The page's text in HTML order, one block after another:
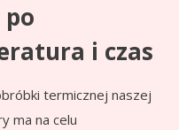
po
i czas
termicznej naszej
ma na celu